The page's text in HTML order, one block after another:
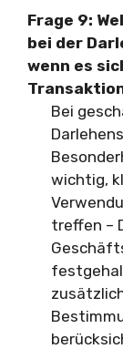
Frage 9:
bei der
wenn es
Bei
wichtig,
treffen –